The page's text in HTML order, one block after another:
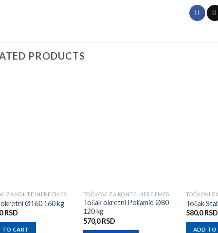
PRODUCTS
ZA KONTEJNERE EMES
okretni Ø160 160 kg
RSD
TO CART
TOČKOVI ZA KONTEJNERE EMES
Točak okretni Poliamid Ø80
120 kg
570,0RSD
TOČKOVI
Točak
580,0RSD
ADD TO